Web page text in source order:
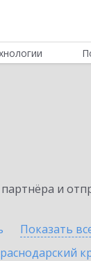
и
Показать